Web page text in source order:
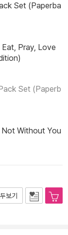
Set (Paperba
Pray, Love
Set (Paperb
Without You
보기